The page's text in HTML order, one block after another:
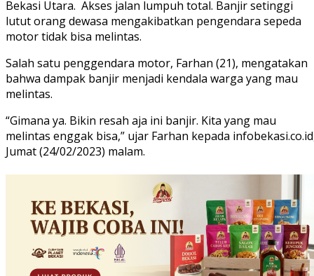
Bekasi Utara. Akses jalan lumpuh total. Banjir setinggi
lutut orang dewasa mengakibatkan pengendara sepeda
motor tidak bisa melintas.
Salah satu penggendara motor, Farhan (21), mengatakan
bahwa dampak banjir menjadi kendala warga yang mau
melintas.
“Gimana ya. Bikin resah aja ini banjir. Kita yang mau
melintas enggak bisa,” ujar Farhan kepada
Jumat (24/02/2023) malam.